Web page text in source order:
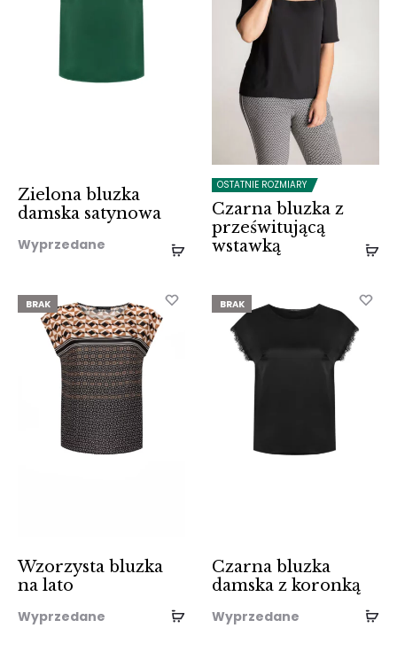
Zielona bluzka
damska satynowa
Wyprzedane
OSTATNIE ROZMIARY
Czarna bluzka z
prześwitującą
wstawką
BRAK
Wzorzysta bluzka
na lato
Wyprzedane
BRAK
Czarna bluzka
damska z koronką
Wyprzedane